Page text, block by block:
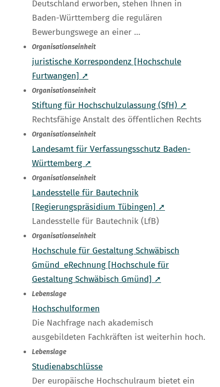
Deutschland erworben, stehen Ihnen in
Baden-Württemberg die regulären
Bewerbungswege an einer …
Organisationseinheit
juristische Korrespondenz [Hochschule
Furtwangen] ➚
Organisationseinheit
Stiftung für Hochschulzulassung (SfH) ➚
Rechtsfähige Anstalt des öffentlichen Rechts
Organisationseinheit
Landesamt für Verfassungsschutz Baden-
Württemberg ➚
Organisationseinheit
Landesstelle für Bautechnik
[Regierungspräsidium Tübingen] ➚
Landesstelle für Bautechnik (LfB)
Organisationseinheit
Hochschule für Gestaltung Schwäbisch
Gmünd_eRechnung [Hochschule für
Gestaltung Schwäbisch Gmünd] ➚
Lebenslage
Hochschulformen
Die Nachfrage nach akademisch
ausgebildeten Fachkräften ist weiterhin hoch.
Lebenslage
Studienabschlüsse
Der europäische Hochschulraum bietet ein